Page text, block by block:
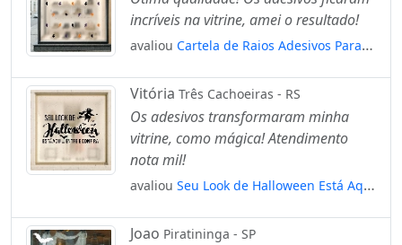
incríveis na vitrine, amei o resultado!
avaliou Cartela de Raios Adesivos Para
Vitória Três Cachoeiras - RS
Os adesivos transformaram minha
vitrine, como mágica! Atendimento
nota mil!
avaliou Seu Look de Halloween Está Aqui
Mod:145
Joao Piratininga - SP